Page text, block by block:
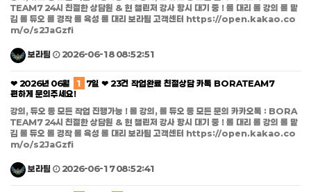
TEAM7 24시 친절한 상담원 & 현 챌린저 강사 항시 대기 중 ! 롤 대리 롤 강의 롤 맡
김 롤 듀오 롤 경작 롤 육성 롤 대리 보라팀 고객센터 https://open.kakao.co
m/o/s2JaGzfi
보라팀 2026-06-18 08:52:51
❤ 2026년 06월 1
7일 ❤ 23건 작업완료 친절상담 카톡 BORATEAM7
편하게 문의주세요!
강의, 듀오 등 모든 작업 진행가능 ! 롤 강의, 롤 듀오 등 모든 문의 카카오톡 : BORA
TEAM7 24시 친절한 상담원 & 현 챌린저 강사 항시 대기 중 ! 롤 대리 롤 강의 롤 맡
김 롤 듀오 롤 경작 롤 육성 롤 대리 보라팀 고객센터 https://open.kakao.co
m/o/s2JaGzfi
보라팀 2026-06-17 08:52:41